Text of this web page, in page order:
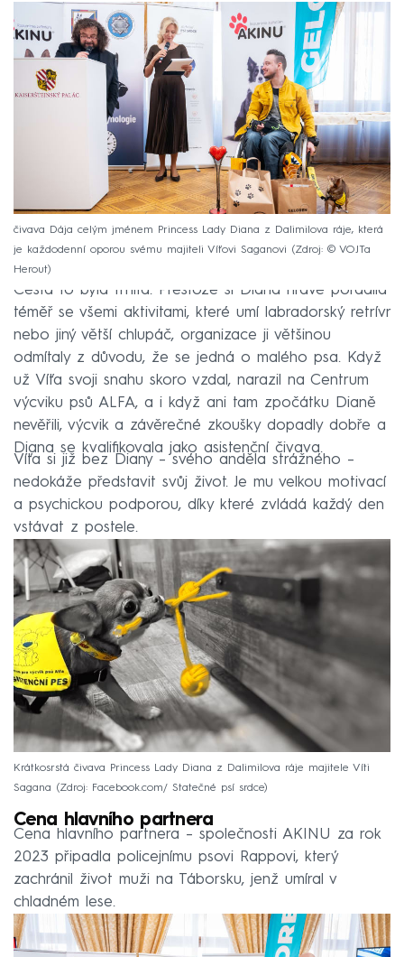
čivava Dája celým jménem Princess Lady Diana z Dalimilova ráje, která
je každodenní oporou svému majiteli Víťovi Saganovi
Zdroj: © VOJTa
Herout
Cesta to byla trnitá. Přestože si Diana hravě poradila
téměř se všemi aktivitami, které umí labradorský retrívr
nebo jiný větší chlupáč, organizace ji většinou
odmítaly z důvodu, že se jedná o malého psa. Když
už Víťa svoji snahu skoro vzdal, narazil na Centrum
výcviku psů ALFA, a i když ani tam zpočátku Dianě
nevěřili, výcvik a závěrečné zkoušky dopadly dobře a
Diana se kvalifikovala jako asistenční čivava.
Víťa si již bez Diany – svého anděla strážného –
nedokáže představit svůj život. Je mu velkou motivací
a psychickou podporou, díky které zvládá každý den
vstávat z postele.
Krátkosrstá čivava Princess Lady Diana z Dalimilova ráje majitele Víti
Sagana
Zdroj: Facebook.com/ Statečné psí srdce
Cena hlavního partnera
Cena hlavního partnera – společnosti AKINU za rok
2023 připadla policejnímu psovi Rappovi, který
zachránil život muži na Táborsku, jenž umíral v
chladném lese.